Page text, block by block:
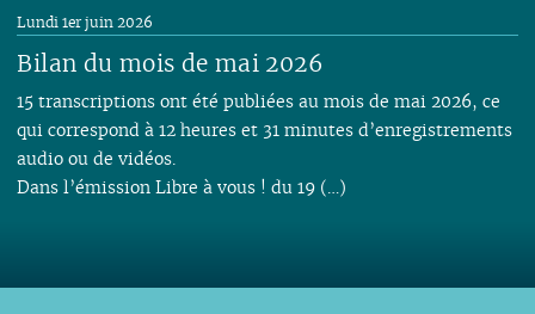
Bilan du mois de mai 2026
Lundi 1er juin 2026
15 transcriptions ont été publiées au mois de mai 2026, ce
qui correspond à 12 heures et 31 minutes d’enregistrements
audio ou de vidéos.
Dans l’émission Libre à vous ! du 19 (…)